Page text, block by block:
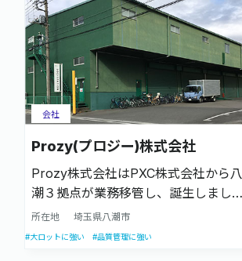
Prozy(プロジー)株式会社
Prozy株式会社はPXC株式会社から八
潮３拠点が業務移管し、誕生しまし
た。アッセンブリ、物流、オンデマン
ド印刷の業務を行っております。
所在地 埼玉県八潮市
会社
#大ロットに強い #品質管理に強い